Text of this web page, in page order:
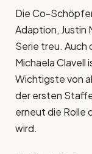
Die Co-
Adaption, Justin
Serie treu. Auch
Michaela Clavell
Wichtigste von
der ersten
erneut die Rolle
wird.